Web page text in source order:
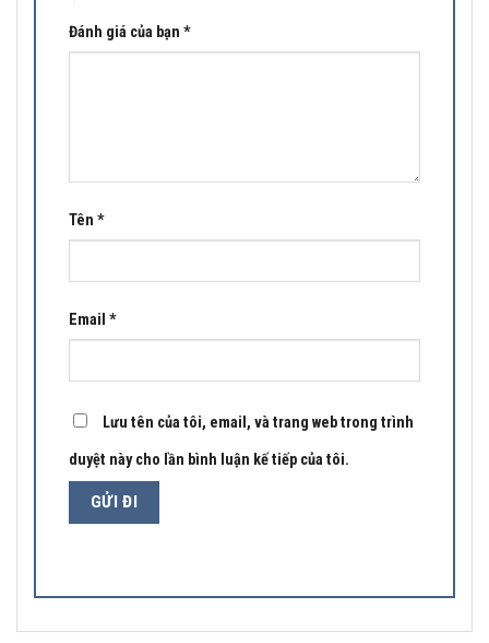
Đánh giá của bạn *
Tên *
Email *
Lưu tên của tôi, email, và trang web trong trình
duyệt này cho lần bình luận kế tiếp của tôi.